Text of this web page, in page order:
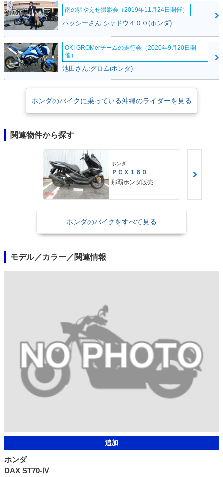
南の駅やえせ撮影会（2019年11月24日開催）
ハッシーさん:シャドウ４００(ホンダ)
OKI GROMerチームの走行会（2020年9月20日開
催）
池田さん:グロム(ホンダ)
ホンダのバイクに乗っている沖縄のライダーを見る
関連物件から探す
ホンダ
ＰＣＸ１６０
那覇ホンダ販売
ホンダのバイクをすべて見る
モデル／カラー／関連情報
追加
ホンダ
DAX ST70-Ⅳ